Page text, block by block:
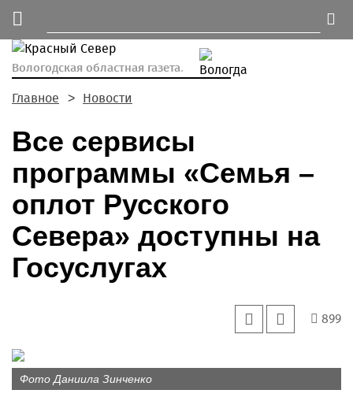
Вологодская областная газета.
Главное Новости
Все сервисы
программы «Семья –
оплот Русского
Севера» доступны на
Госуслугах
899
Фото Даниила Зинченко